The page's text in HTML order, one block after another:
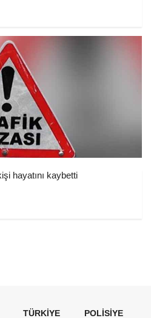
hayatını kaybetti
TÜRKIYE POLISIYE